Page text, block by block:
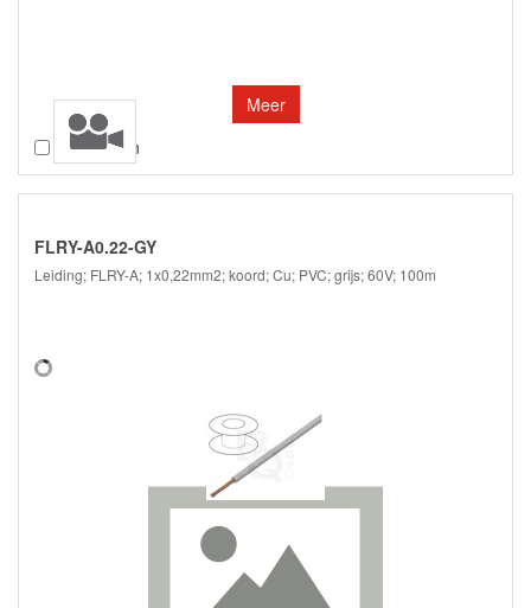
Meer
Vergelijken
FLRY-A0.22-GY
Leiding; FLRY-A; 1x0,22mm2; koord; Cu; PVC; grijs; 60V; 100m